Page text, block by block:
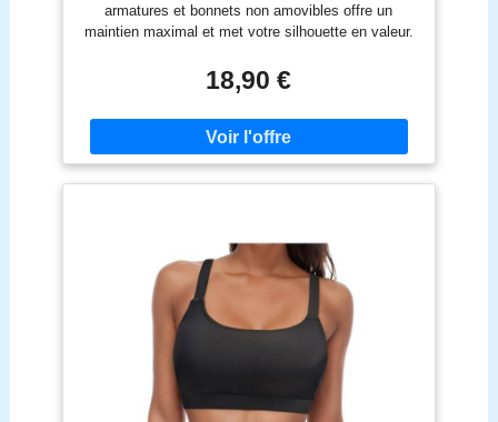
armatures et bonnets non amovibles offre un
maintien maximal et met votre silhouette en valeur.
à enroulement croisé sur le devant arbore un
décolleté en V avec des bretelles spaghetti
réglables. Haut de maillot de bain sexy : ce haut de
bain sexy présente un dos nu et une fermeture
papillon. parfait pour les femmes, les dames, les
adolescentes et les jeunes filles. Occasions : ce
ou d'autres activités. Taille : plusieurs tailles sont
disponibles : S (36-38), M (40-42), L (44-46), XL (48)
et XXL (50). Veuillez vous référer à notre tableau
des tailles avant d'acheter.
18,90 €